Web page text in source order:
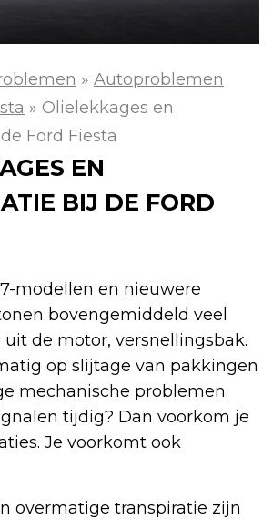
» Autoproblemen
» Olielekkages en
Ford Fiesta
EN
BIJ DE FORD
modellen en nieuwere
bovengemiddeld veel
de motor, versnellingsbak.
op slijtage van pakkingen
mechanische problemen.
tijdig? Dan voorkom je
Je voorkomt ook
overmatige transpiratie zijn